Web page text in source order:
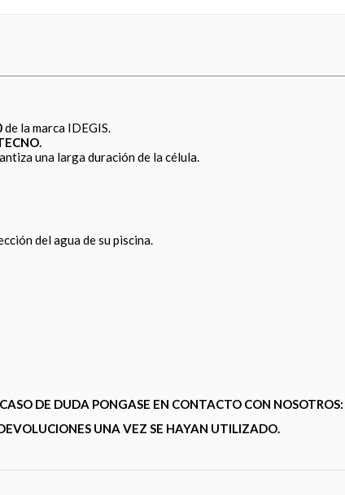
de la marca IDEGIS.
una larga duración de la célula.
del agua de su piscina.
DE DUDA PONGASE EN CONTACTO CON NOSOTROS:
UNA VEZ SE HAYAN UTILIZADO.